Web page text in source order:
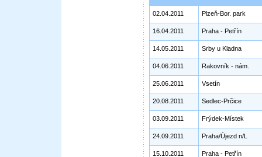
02.04.2011 Plzeň-Bor. park
16.04.2011 Praha - Petřín
14.05.2011 Srby u Kladna
04.06.2011 Rakovník - nám.
25.06.2011 Vsetín
20.08.2011 Sedlec-Prčice
03.09.2011 Frýdek-Místek
24.09.2011 Praha/Újezd n/L
15.10.2011 Praha - Petřín